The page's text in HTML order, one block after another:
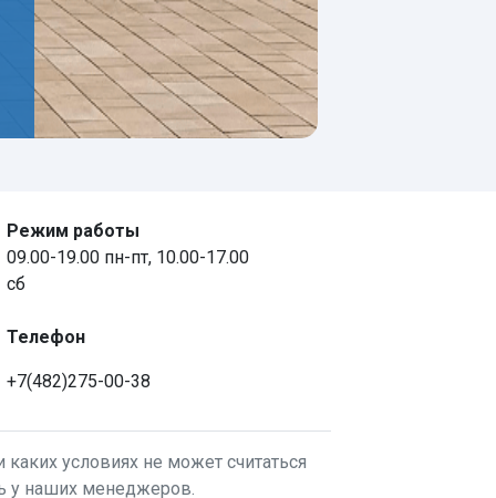
Режим работы
09.00-19.00 пн-пт, 10.00-17.00
сб
Телефон
+7(482)275-00-38
условиях не может считаться
у наших менеджеров.